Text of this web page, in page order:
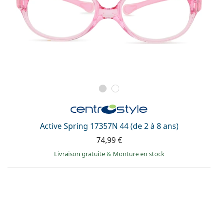
Active Spring 17357N 44 (de 2 à 8 ans)
74,99 €
Livraison gratuite& Monture en stock